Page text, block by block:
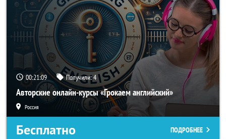
00:21:06 Получили:4
Авторские онлайн-курсы «Грокаем английский»
Россия
Бесплатно ПОДРОБНЕЕ